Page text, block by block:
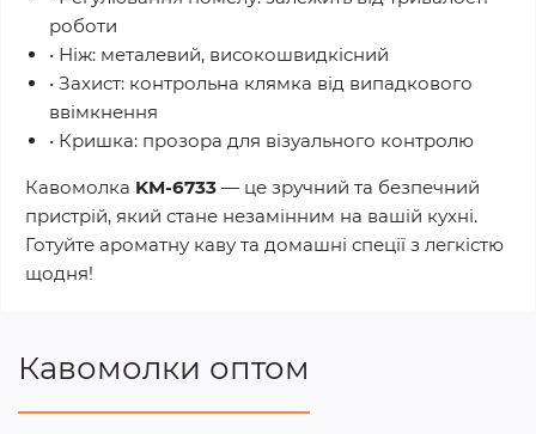
роботи
• Ніж: металевий, високошвидкісний
• Захист: контрольна клямка від випадкового
ввімкнення
• Кришка: прозора для візуального контролю
Кавомолка KM-6733 — це зручний та безпечний
пристрій, який стане незамінним на вашій кухні.
Готуйте ароматну каву та домашні спеції з легкістю
щодня!
Кавомолки оптом